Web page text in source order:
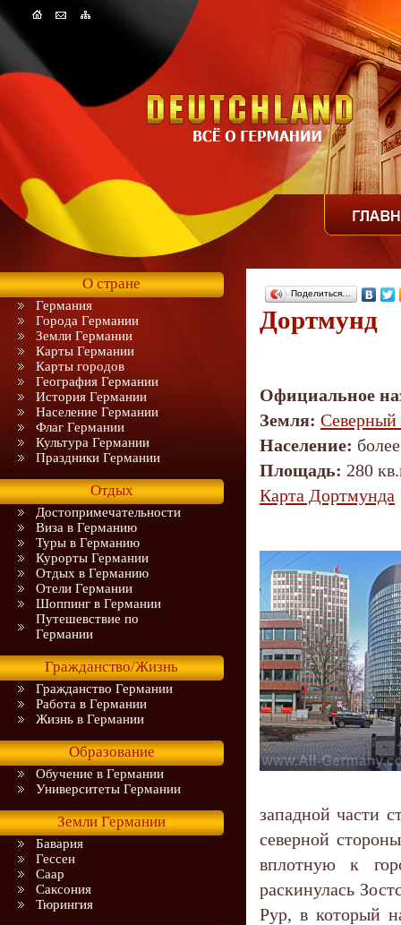
Поделиться…
Дортмунд
Официальное
Земля: Северный
Население:
Площадь: 280
Карта Дортмунда
западной части
северной
вплотную к
раскинулась
Рур, в который
О стране
Германия
Города Германии
Земли Германии
Карты Германии
Карты городов
География Германии
История Германии
Население Германии
Флаг Германии
Культура Германии
Праздники Германии
Отдых
Достопримечательности
Виза в Германию
Туры в Германию
Курорты Германии
Отдых в Германию
Отели Германии
Шоппинг в Германии
Путешевствие по
Германии
Гражданство/Жизнь
Гражданство Германии
Работа в Германии
Жизнь в Германии
Образование
Обучение в Германии
Университеты Германии
Земли Германии
Бавария
Гессен
Саар
Саксония
Тюрингия